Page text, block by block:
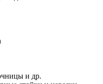
и др.